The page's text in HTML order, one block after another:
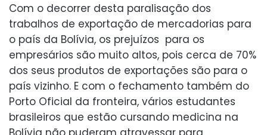
Com o decorrer desta paralisação dos
trabalhos de exportação de mercadorias para
o país da Bolívia, os prejuízos para os
empresários são muito altos, pois cerca de 70%
dos seus produtos de exportações são para o
país vizinho. E com o fechamento também do
Porto Oficial da fronteira, vários estudantes
brasileiros que estão cursando medicina na